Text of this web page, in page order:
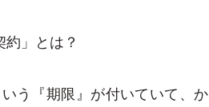
」とは？
う『期限』が付いていて、か